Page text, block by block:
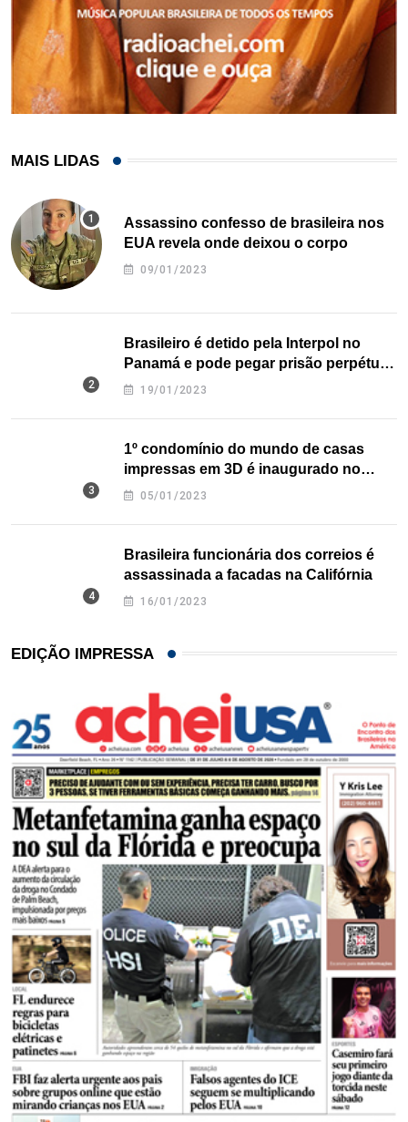
MAIS LIDAS
Assassino confesso de brasileira nos
EUA revela onde deixou o corpo
09/01/2023
Brasileiro é detido pela Interpol no
Panamá e pode pegar prisão perpétua
nos EUA
19/01/2023
1º condomínio do mundo de casas
impressas em 3D é inaugurado no
Texas
05/01/2023
Brasileira funcionária dos correios é
assassinada a facadas na Califórnia
16/01/2023
EDIÇÃO IMPRESSA